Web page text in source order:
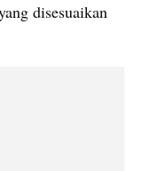
disesuaikan